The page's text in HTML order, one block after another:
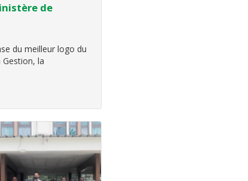
de
du meilleur logo du
la